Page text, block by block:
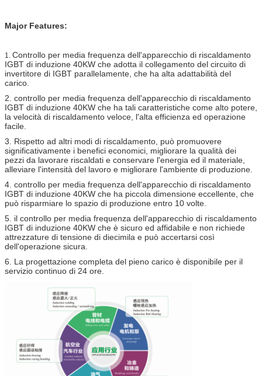
Major Features:
1. Controllo per media frequenza dell'apparecchio di riscaldamento
IGBT di induzione 40KW che adotta il collegamento del circuito di
invertitore di IGBT parallelamente, che ha alta adattabilità del
carico.
2. controllo per media frequenza dell'apparecchio di riscaldamento
IGBT di induzione 40KW che ha tali caratteristiche come alto potere,
la velocità di riscaldamento veloce, l'alta efficienza ed operazione
facile.
3. Rispetto ad altri modi di riscaldamento, può promuovere
significativamente i benefici economici, migliorare la qualità dei
pezzi da lavorare riscaldati e conservare l'energia ed il materiale,
alleviare l'intensità del lavoro e migliorare l'ambiente di produzione.
4. controllo per media frequenza dell'apparecchio di riscaldamento
IGBT di induzione 40KW che ha piccola dimensione eccellente, che
può risparmiare lo spazio di produzione entro 10 volte.
5. il controllo per media frequenza dell'apparecchio di riscaldamento
IGBT di induzione 40KW che è sicuro ed affidabile e non richiede
attrezzature di tensione di diecimila e può accertarsi così
dell'operazione sicura.
6. La progettazione completa del pieno carico è disponibile per il
servizio continuo di 24 ore.